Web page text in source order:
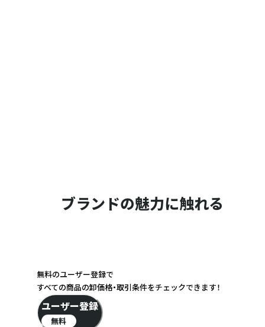
ブランドの魅力に触れる
無料のユーザー登録で
すべての商品の卸価格・取引条件をチェックできます！
ユーザー登録
無料